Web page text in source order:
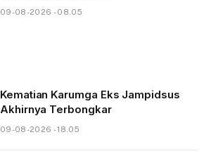
09-08-2026 - 08.05
Kematian Karumga Eks Jampidsus
Akhirnya Terbongkar
09-08-2026 - 18.05